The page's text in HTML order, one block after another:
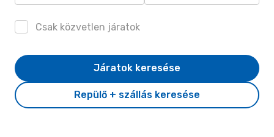
Csak közvetlen járatok
Repülő + szállás keresése
Járatok keresése